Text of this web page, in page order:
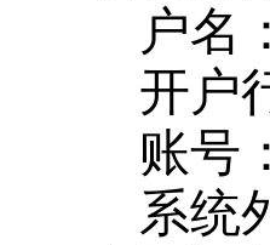
户名
开户
账号：
系统